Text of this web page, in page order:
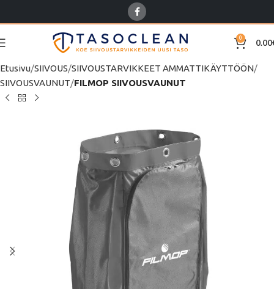
0 0.00
Etusivu SIIVOUS SIIVOUSTARVIKKEET AMMATTIKÄYTTÖÖN
SIIVOUSVAUNUT FILMOP SIIVOUSVAUNUT